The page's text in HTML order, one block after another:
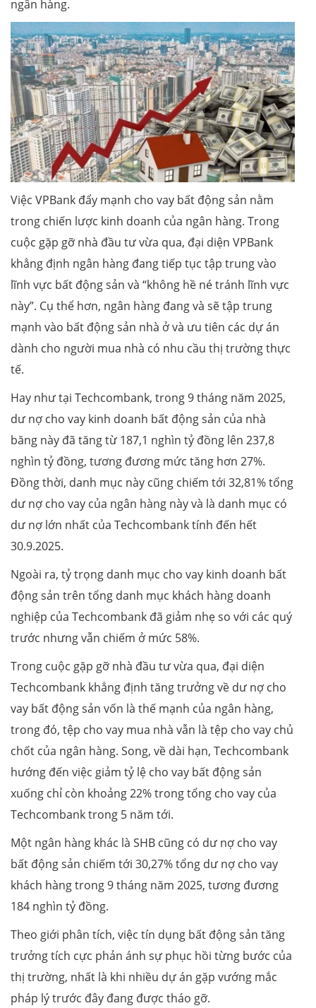
ngân hàng.
Việc VPBank đẩy mạnh cho vay bất động sản nằm
trong chiến lược kinh doanh của ngân hàng. Trong
cuộc gặp gỡ nhà đầu tư vừa qua, đại diện VPBank
khẳng định ngân hàng đang tiếp tục tập trung vào
lĩnh vực bất động sản và “không hề né tránh lĩnh vực
này”. Cụ thể hơn, ngân hàng đang và sẽ tập trung
mạnh vào bất động sản nhà ở và ưu tiên các dự án
dành cho người mua nhà có nhu cầu thị trường thực
tế.
Hay như tại Techcombank, trong 9 tháng năm 2025,
dư nợ cho vay kinh doanh bất động sản của nhà
băng này đã tăng từ 187,1 nghìn tỷ đồng lên 237,8
nghìn tỷ đồng, tương đương mức tăng hơn 27%.
Đồng thời, danh mục này cũng chiếm tới 32,81% tổng
dư nợ cho vay của ngân hàng này và là danh mục có
dư nợ lớn nhất của Techcombank tính đến hết
30.9.2025.
Ngoài ra, tỷ trọng danh mục cho vay kinh doanh bất
động sản trên tổng danh mục khách hàng doanh
nghiệp của Techcombank đã giảm nhẹ so với các quý
trước nhưng vẫn chiếm ở mức 58%.
Trong cuộc gặp gỡ nhà đầu tư vừa qua, đại diện
Techcombank khẳng định tăng trưởng về dư nợ cho
vay bất động sản vốn là thế mạnh của ngân hàng,
trong đó, tệp cho vay mua nhà vẫn là tệp cho vay chủ
chốt của ngân hàng. Song, về dài hạn, Techcombank
hướng đến việc giảm tỷ lệ cho vay bất động sản
xuống chỉ còn khoảng 22% trong tổng cho vay của
Techcombank trong 5 năm tới.
Một ngân hàng khác là SHB cũng có dư nợ cho vay
bất động sản chiếm tới 30,27% tổng dư nợ cho vay
khách hàng trong 9 tháng năm 2025, tương đương
184 nghìn tỷ đồng.
Theo giới phân tích, việc tín dụng bất động sản tăng
trưởng tích cực phản ánh sự phục hồi từng bước của
thị trường, nhất là khi nhiều dự án gặp vướng mắc
pháp lý trước đây đang được tháo gỡ.